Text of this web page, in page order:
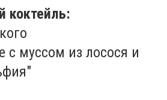
коктейль:
с муссом из лосося и